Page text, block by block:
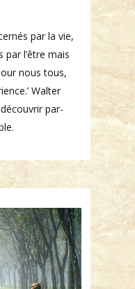
par la vie,
l’être mais
nous tous,
Walter
par-